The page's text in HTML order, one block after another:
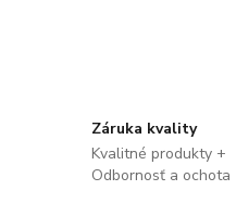
Záruka kvality
Kvalitné produkty +
Odbornosť a ochota